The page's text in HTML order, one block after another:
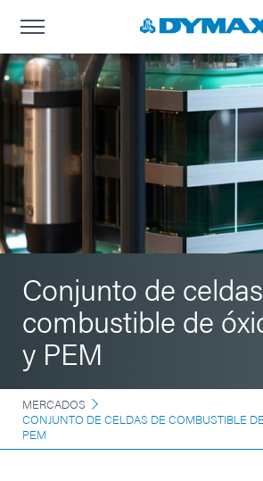
Conjunto de
combustible de
y PEM
MERCADOS
CONJUNTO DE CELDAS DE COMBUSTIBLE
PEM